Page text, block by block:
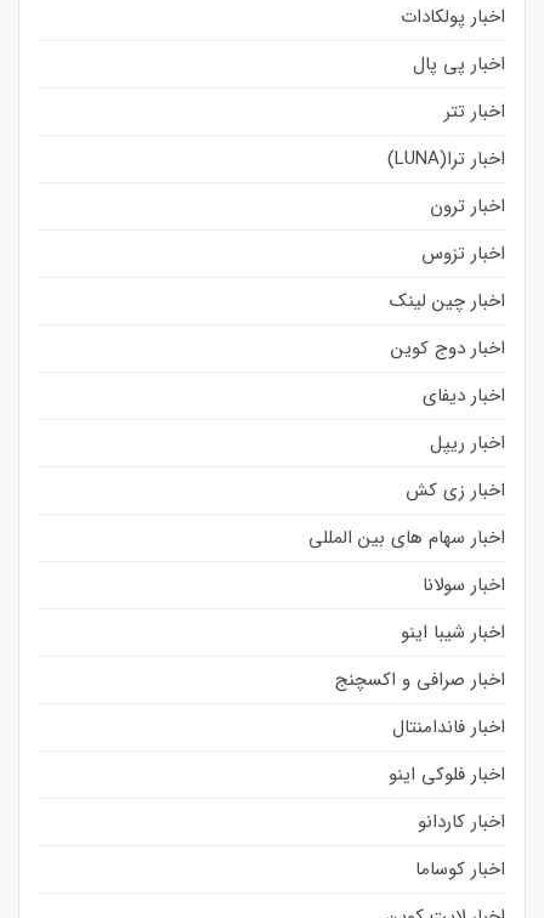
اخبار پولکادات
اخبار پی پال
اخبار تتر
اخبار ترا(LUNA)
اخبار ترون
اخبار تزوس
اخبار چین لینک
اخبار دوج کوین
اخبار دیفای
اخبار ریپل
اخبار زی کش
اخبار سهام های بین المللی
اخبار سولانا
اخبار شیبا اینو
اخبار صرافی و اکسچنج
اخبار فاندامنتال
اخبار فلوکی اینو
اخبار کاردانو
اخبار کوساما